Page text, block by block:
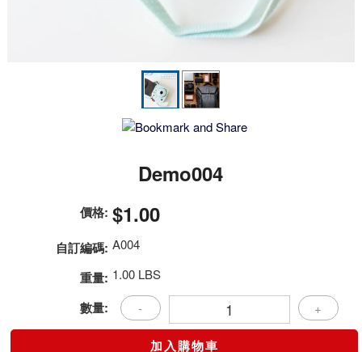
Demo004
價格: $1.00
自訂編碼: A004
重量: 1.00 LBS
數量: - +